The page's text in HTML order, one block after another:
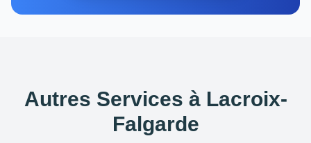
Autres Services à Lacroix-
Falgarde